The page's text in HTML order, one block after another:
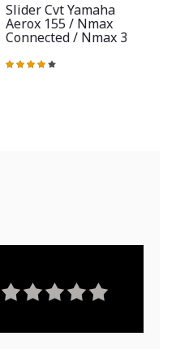
Slider Cvt Yamaha
Aerox 155 / Nmax
Connected / Nmax 3
Valoración: